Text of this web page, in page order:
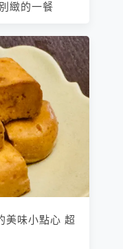
緻的一餐
美味小點心 超